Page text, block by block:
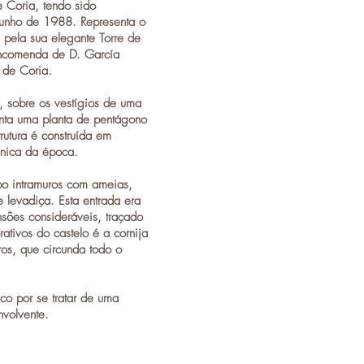
Coria, tendo sido
de 1988. Representa o
sua elegante Torre de
de D. García
Coria.
sobre os vestígios de uma
uma planta de pentágono
é construída em
da época.
intramuros com ameias,
levadiça. Esta entrada era
consideráveis, traçado
do castelo é a cornija
que circunda todo o
por se tratar de uma